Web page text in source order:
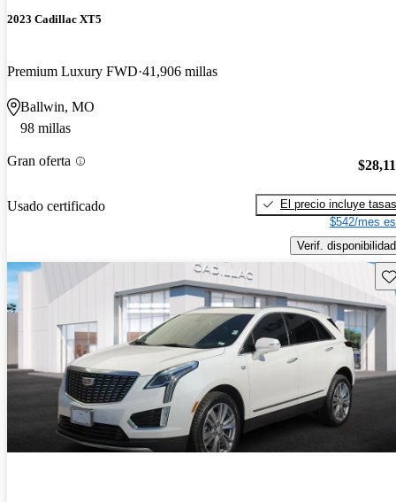
2023 Cadillac XT5
Premium Luxury FWD 41,906 millas
Ballwin, MO
98 millas
Gran oferta
Usado certificado
El precio incluye tasas
$542/mes
Verif. disponibilidad